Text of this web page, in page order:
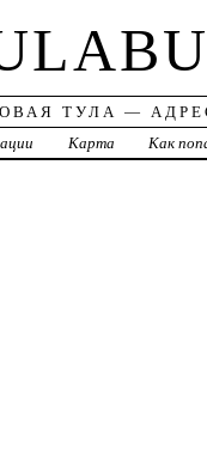
ТУЛА —
Карта Как